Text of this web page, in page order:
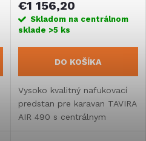
€1 156,20
Skladom na centrálnom
sklade >5 ks
DO KOŠÍKA
Vysoko kvalitný nafukovací
predstan pre karavan TAVIRA
AIR 490 s centrálnym